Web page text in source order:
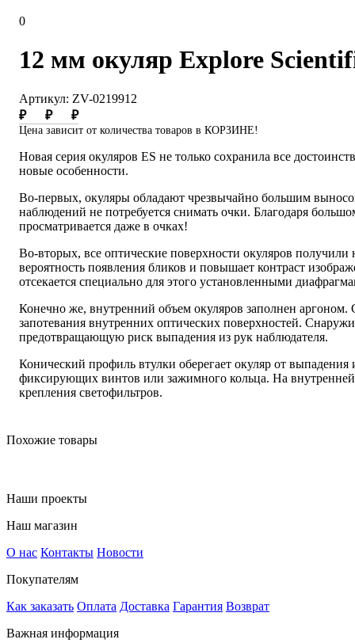
0
12 мм окуляр Explore
Артикул: ZV-0219912
₽
₽ ₽
Цена зависит от количества товаров в КОРЗИНЕ!
Новая серия окуляров ES не только сохранила все
новые особенности.
Во-первых, окуляры обладают чрезвычайно большим
наблюдений не потребуется снимать очки. Благодаря
просматривается даже в очках!
Во-вторых, все оптические поверхности окуляров
вероятность появления бликов и повышает контраст
отсекается специально для этого установленными
Конечно же, внутренний объем окуляров заполнен аргоном.
запотевания внутренних оптических поверхностей.
предотвращающую риск выпадения из рук наблюдателя.
Конический профиль втулки оберегает окуляр от
фиксирующих винтов или зажимного кольца. На внутренней
крепления светофильтров.
Похожие товары
Наши проекты
Наш магазин
О нас Контакты Новости
Покупателям
Как заказать Оплата Доставка Гарантия Возврат
Важная информация